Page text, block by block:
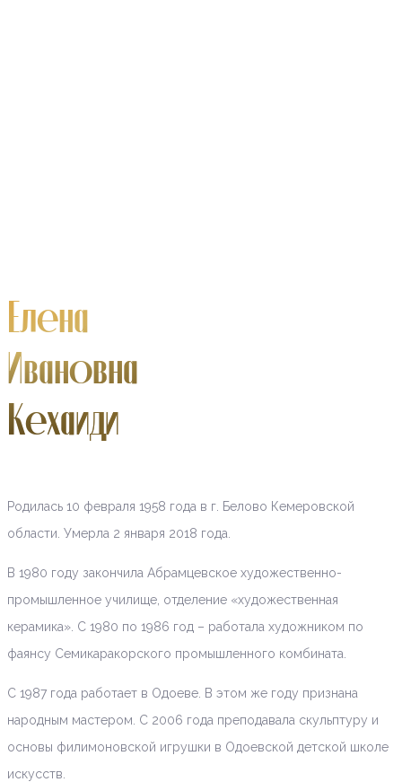
Елена
Ивановна
Кехаиди
Родилась 10 февраля 1958 года в г. Белово Кемеровской
области. Умерла 2 января 2018 года.
В 1980 году закончила Абрамцевское художественно-
промышленное училище, отделение «художественная
керамика». С 1980 по 1986 год – работала художником по
фаянсу Семикаракорского промышленного комбината.
С 1987 года работает в Одоеве. В этом же году признана
народным мастером. C 2006 года преподавала скульптуру и
основы филимоновской игрушки в Одоевской детской школе
искусств.